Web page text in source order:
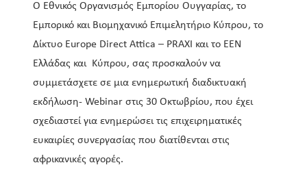
Ο Εθνικός Οργανισμός Εμπορίου Ουγγαρίας, το
Εμπορικό και Βιομηχανικό Επιμελητήριο Κύπρου, το
Δίκτυο Europe Direct Attica – PRAXI και το EEN
Ελλάδας και Κύπρου, σας προσκαλούν να
συμμετάσχετε σε μια ενημερωτική διαδικτυακή
εκδήλωση- Webinar στις 30 Οκτωβρίου, που έχει
σχεδιαστεί για ενημερώσει τις επιχειρηματικές
ευκαιρίες συνεργασίας που διατίθενται στις
αφρικανικές αγορές.